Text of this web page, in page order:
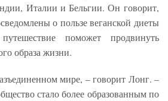
Италии и Бельгии. Он говорит,
о пользе веганской диеты
поможет продвинуть
образа жизни.
мире, – говорит Лонг. –
стало более образованным по